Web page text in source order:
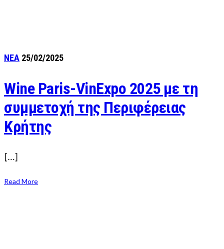
ΝΕΑ 25/02/2025
Wine Paris-VinExpo 2025 με τη
συμμετοχή της Περιφέρειας
Κρήτης
[…]
Read More